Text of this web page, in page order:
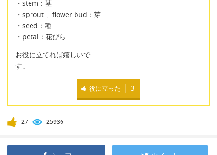
・stem：茎
・sprout 、flower bud：芽
・seed：種
・petal：花びら
お役に立てれば嬉しいで
す。
役に立った 3
27 25936